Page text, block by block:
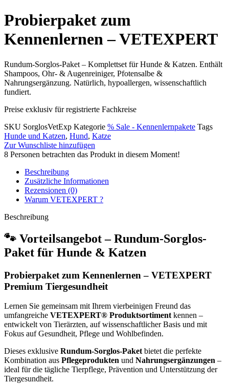
Probierpaket zum
Kennenlernen – VETEXPERT
Rundum-Sorglos-Paket – Komplettset für Hunde & Katzen. Enthält
Shampoos, Ohr- & Augenreiniger, Pfotensalbe &
Nahrungsergänzung. Natürlich, hypoallergen, wissenschaftlich
fundiert.
Preise exklusiv für registrierte Fachkreise
SKU SorglosVetExp Kategorie % Sale - Kennenlernpakete Tags
Hunde und Katzen, Hund, Katze
Zur Wunschliste hinzufügen
8 Personen betrachten das Produkt in diesem Moment!
Beschreibung
Zusätzliche Informationen
Rezensionen (0)
Warum VETEXPERT ?
Beschreibung
🐾 Vorteilsangebot – Rundum-Sorglos-
Paket für Hunde & Katzen
Probierpaket zum Kennenlernen – VETEXPERT
Premium Tiergesundheit
Lernen Sie gemeinsam mit Ihrem vierbeinigen Freund das
umfangreiche VETEXPERT® Produktsortimentkennen –
entwickelt von Tierärzten, auf wissenschaftlicher Basis und mit
Fokus auf Gesundheit, Pflege und Wohlbefinden.
Dieses exklusive Rundum-Sorglos-Paketbietet die perfekte
Kombination aus Pflegeprodukten und Nahrungsergänzungen –
ideal für die tägliche Tierpflege, Prävention und Unterstützung der
Tiergesundheit.